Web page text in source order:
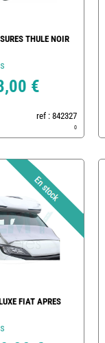
THULE NOIR
€
ref : 842327
0
FIAT APRES